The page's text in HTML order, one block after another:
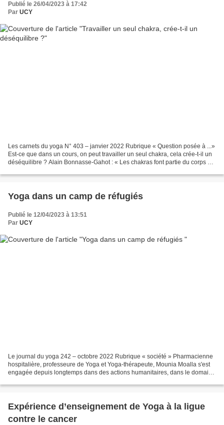
Publié le 26/04/2023 à 17:42
Par UCY
Les carnets du yoga N° 403 – janvier 2022 Rubrique « Question posée à ...»
Est-ce que dans un cours, on peut travailler un seul chakra, cela crée-t-il un
déséquilibre ? Alain Bonnasse-Gahot : « Les chakras font partie du corps de
Yoga dans un camp de réfugiés
Publié le 12/04/2023 à 13:51
Par UCY
Le journal du yoga 242 – octobre 2022 Rubrique « société » Pharmacienne
hospitalière, professeure de Yoga et Yoga-thérapeute, Mounia Moalla s'est
engagée depuis longtemps dans des actions humanitaires, dans le domaine
Expérience d’enseignement de Yoga à la ligue
contre le cancer